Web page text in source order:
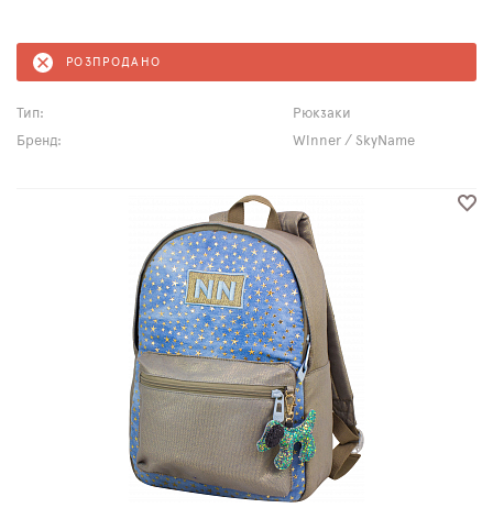
РОЗПРОДАНО
Тип:
Рюкзаки
Бренд:
Winner / SkyName